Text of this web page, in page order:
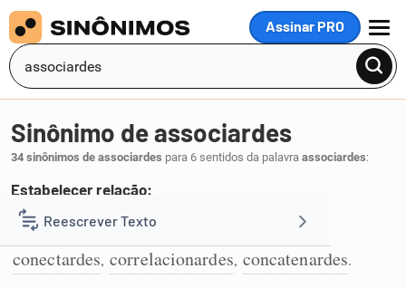
Assinar PRO
MENU
Reescrever Texto
Resumir Texto
Sinônimo de associardes
34 sinônimos de associardes para 6 sentidos da palavra associardes:
Estabelecer relação:
1 relacionardes,ligardes vinculardes,
conectardes, correlacionardes, concatenardes.